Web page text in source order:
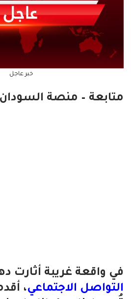
خبر عاجل
متابعة – منصة
في واقعة غريبة أثارت
التواصل الاجتماعي،